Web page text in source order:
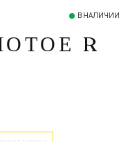
В НАЛИЧИИ
R